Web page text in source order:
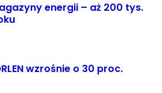
energii – aż 200 tys.
wzrośnie o 30 proc.